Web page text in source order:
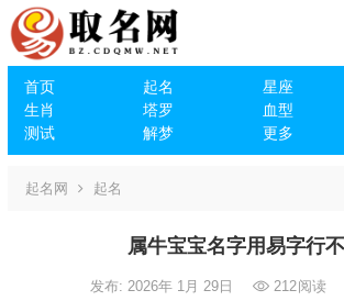
首页 起名 星座
生肖
塔罗 血型
测试
解梦 更多
起名网 起名
属牛宝宝名字用易字行
发布: 2026年 1月 29日 212阅读